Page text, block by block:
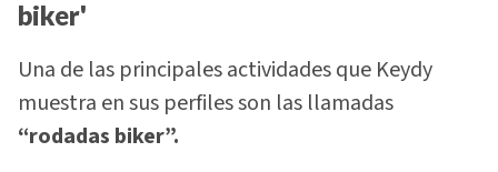
biker'
Una de las principales actividades que Keydy
muestra en sus perfiles son las llamadas
“rodadas biker”.